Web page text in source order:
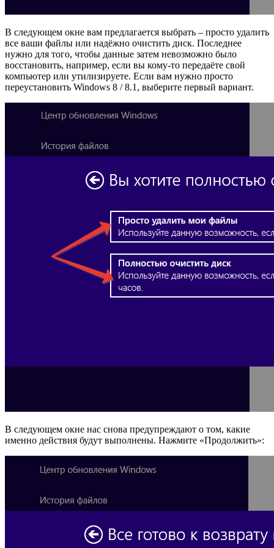
В следующем окне вам предлагается выбрать – просто удалить
все ваши файлы или надёжно очистить диск. Последнее
нужно для того, чтобы данные затем невозможно было
восстановить, например, если вы кому-то передаёте свой
компьютер или утилизируете. Если вам нужно просто
переустановить Windows 8 / 8.1, выберите первый вариант.
В следующем окне нас снова предупреждают о том, какие
именно действия будут выполнены. Нажмите «Продолжить»: